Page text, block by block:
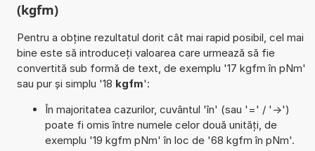
(kgfm)
Pentru a obține rezultatul dorit cât mai rapid posibil, cel mai
bine este să introduceți valoarea care urmează să fie
convertită sub formă de text, de exemplu '17 kgfm în pNm'
sau pur și simplu '18 kgfm':
În majoritatea cazurilor, cuvântul 'în' (sau '=' / '->')
poate fi omis între numele celor două unități, de
exemplu '19 kgfm pNm' în loc de '68 kgfm în pNm'.